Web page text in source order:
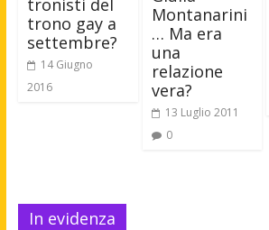
trono gay a
settembre?
14 Giugno
2016
Montanarini
… Ma era
una
relazione
vera?
13 Luglio 2011
0
In evidenza